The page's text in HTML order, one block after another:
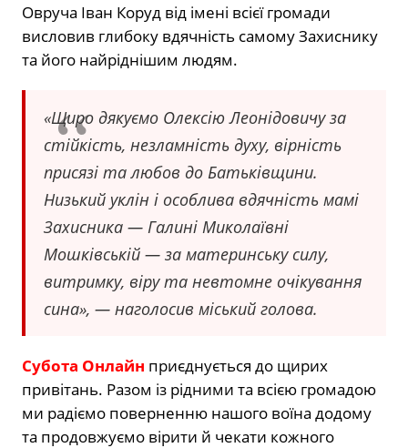
Овруча Іван Коруд від імені всієї громади
висловив глибоку вдячність самому Захиснику
та його найріднішим людям.
«Щиро дякуємо Олексію Леонідовичу за
стійкість, незламність духу, вірність
присязі та любов до Батьківщини.
Низький уклін і особлива вдячність мамі
Захисника — Галині Миколаївні
Мошківській — за материнську силу,
витримку, віру та невтомне очікування
сина», — наголосив міський голова.
Субота Онлайн приєднується до щирих
привітань. Разом із рідними та всією громадою
ми радіємо поверненню нашого воїна додому
та продовжуємо вірити й чекати кожного